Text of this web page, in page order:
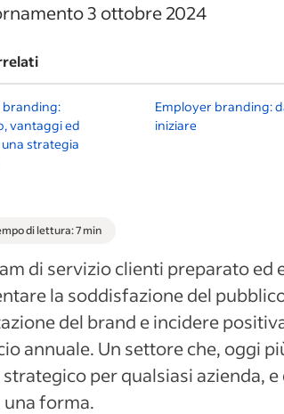
3 ottobre 2024
branding:
vantaggi ed
strategia
Employer branding:
iniziare
di lettura: 7 min
di servizio clienti preparato ed
la soddisfazione del
del brand e incidere
annuale. Un settore che, oggi
per qualsiasi azienda,
una forma.